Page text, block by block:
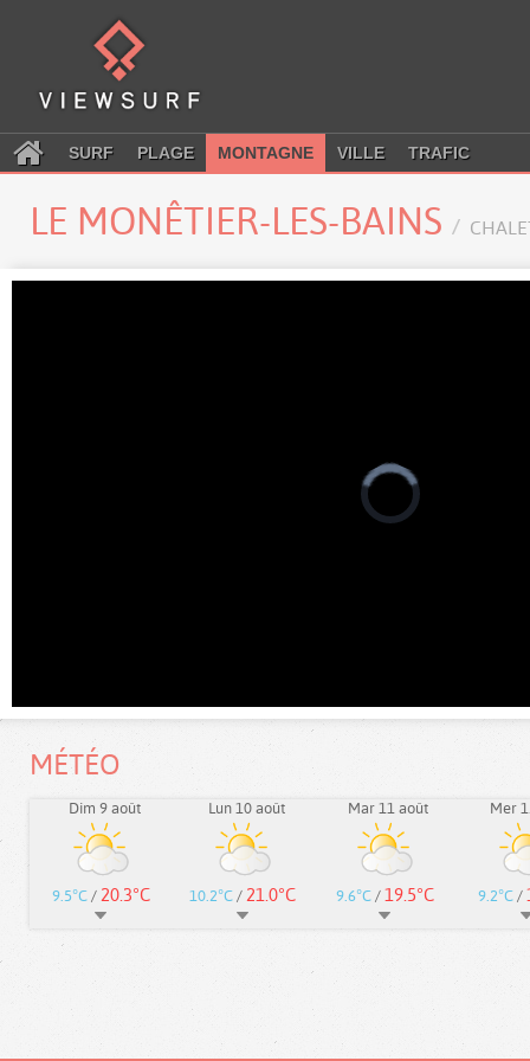
SURF PLAGE MONTAGNE VILLE TRAFIC
LE MONÊTIER-LES-BAINS
MÉTÉO
Dim 9 août
9.5°C/ 20.3°C
Lun 10 août
10.2°C / 21.0°C
Mar 11 août
9.6°C/ 19.5°C
Mer
9.2°C/